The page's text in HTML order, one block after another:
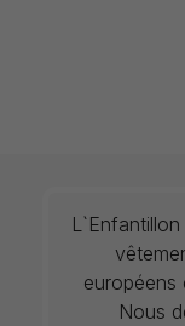
européens
Nous